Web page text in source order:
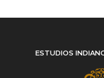
ESTUDIOS